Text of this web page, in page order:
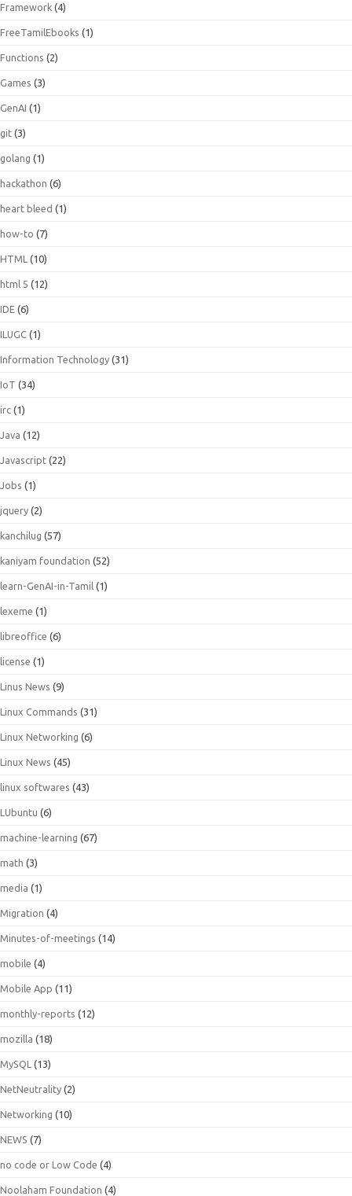
Framework (4)
FreeTamilEbooks (1)
Functions (2)
Games (3)
GenAI (1)
git (3)
golang (1)
hackathon (6)
heart bleed (1)
how-to (7)
HTML (10)
html 5 (12)
IDE (6)
ILUGC (1)
Information Technology (31)
IoT (34)
irc (1)
Java (12)
Javascript (22)
Jobs (1)
jquery (2)
kanchilug (57)
kaniyam foundation (52)
learn-GenAI-in-Tamil (1)
lexeme (1)
libreoffice (6)
license (1)
Linus News (9)
Linux Commands (31)
Linux Networking (6)
Linux News (45)
linux softwares (43)
LUbuntu (6)
machine-learning (67)
math (3)
media (1)
Migration (4)
Minutes-of-meetings (14)
mobile (4)
Mobile App (11)
monthly-reports (12)
mozilla (18)
MySQL (13)
NetNeutrality (2)
Networking (10)
NEWS (7)
no code or Low Code (4)
Noolaham Foundation (4)